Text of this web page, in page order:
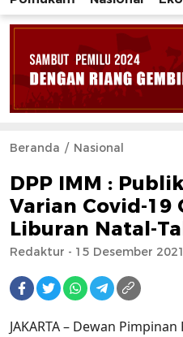
Tribun Rakyat
Tulus – Terdepan –
Beranda Nasional
DPP IMM :
Varian Covid-19
Liburan Natal-
Redaktur - 15 Desember
JAKARTA – Dewan